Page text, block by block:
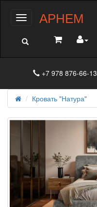
МенюАРНЕМ
+7 978 876-66-13
Кровать "Натура"